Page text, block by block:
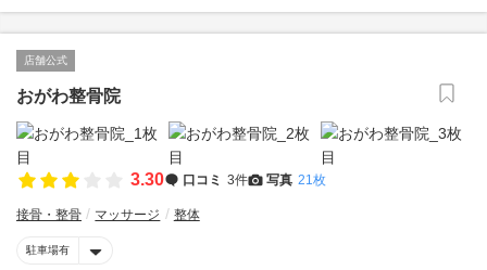
店舗公式
おがわ整骨院
3.30 口コミ 3件 写真 21枚
接骨・整骨 マッサージ 整体
駐車場有